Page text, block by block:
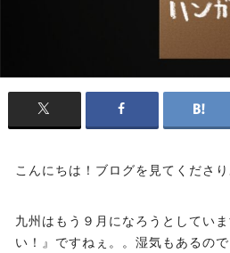
こんにちは！ブログを見てくださ
九州はもう９月になろうとしてい
い！』ですねぇ。。湿気もあるの